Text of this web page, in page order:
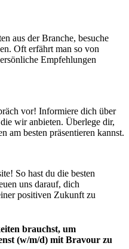
aus der Branche, besuche
Oft erfährt man so von
Empfehlungen
vor! Informiere dich über
wir anbieten. Überlege dir,
am besten präsentieren kannst.
So hast du die besten
uns darauf, dich
positiven Zukunft zu
brauchst, um
(w/m/d) mit Bravour zu